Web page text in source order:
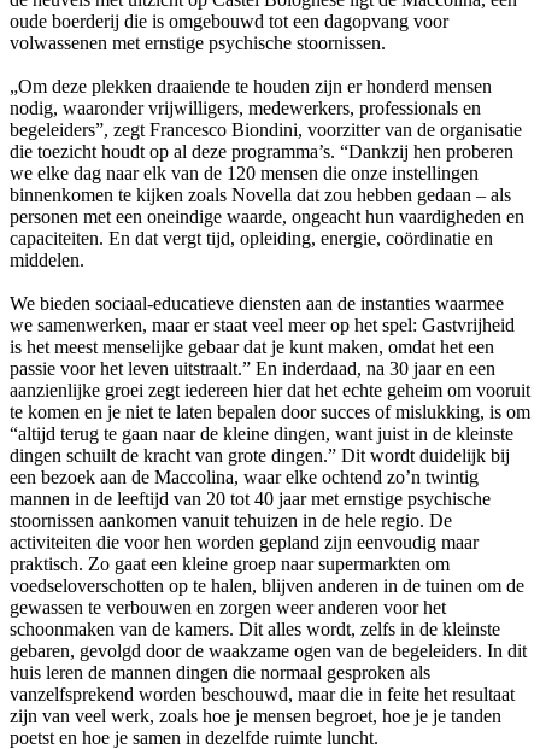
oude boerderij die is omgebouwd tot een dagopvang voor
volwassenen met ernstige psychische stoornissen.
„Om deze plekken draaiende te houden zijn er honderd mensen
nodig, waaronder vrijwilligers, medewerkers, professionals en
begeleiders”, zegt Francesco Biondini, voorzitter van de organisatie
die toezicht houdt op al deze programma’s. “Dankzij hen proberen
we elke dag naar elk van de 120 mensen die onze instellingen
binnenkomen te kijken zoals Novella dat zou hebben gedaan – als
personen met een oneindige waarde, ongeacht hun vaardigheden en
capaciteiten. En dat vergt tijd, opleiding, energie, coördinatie en
middelen.
We bieden sociaal-educatieve diensten aan de instanties waarmee
we samenwerken, maar er staat veel meer op het spel: Gastvrijheid
is het meest menselijke gebaar dat je kunt maken, omdat het een
passie voor het leven uitstraalt.” En inderdaad, na 30 jaar en een
aanzienlijke groei zegt iedereen hier dat het echte geheim om vooruit
te komen en je niet te laten bepalen door succes of mislukking, is om
“altijd terug te gaan naar de kleine dingen, want juist in de kleinste
dingen schuilt de kracht van grote dingen.” Dit wordt duidelijk bij
een bezoek aan de Maccolina, waar elke ochtend zo’n twintig
mannen in de leeftijd van 20 tot 40 jaar met ernstige psychische
stoornissen aankomen vanuit tehuizen in de hele regio. De
activiteiten die voor hen worden gepland zijn eenvoudig maar
praktisch. Zo gaat een kleine groep naar supermarkten om
voedseloverschotten op te halen, blijven anderen in de tuinen om de
gewassen te verbouwen en zorgen weer anderen voor het
schoonmaken van de kamers. Dit alles wordt, zelfs in de kleinste
gebaren, gevolgd door de waakzame ogen van de begeleiders. In dit
huis leren de mannen dingen die normaal gesproken als
vanzelfsprekend worden beschouwd, maar die in feite het resultaat
zijn van veel werk, zoals hoe je mensen begroet, hoe je je tanden
poetst en hoe je samen in dezelfde ruimte luncht.